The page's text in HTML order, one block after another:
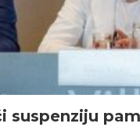
suspenziju